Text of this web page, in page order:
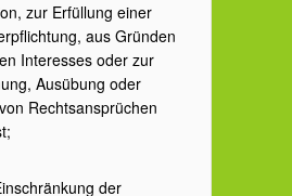
zur Erfüllung einer
aus Gründen
Interesses oder zur
Ausübung oder
Rechtsansprüchen
der